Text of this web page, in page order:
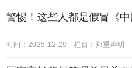
警惕！这些人都是假冒《
时间：2025-12-29 栏目： 郑重声明